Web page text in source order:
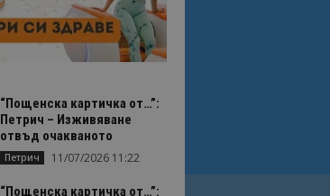
“Пощенска картичка от…”:
Петрич – Изживяване
отвъд очакваното
Петрич 11/07/2026 11:22
“Пощенска картичка от…”: